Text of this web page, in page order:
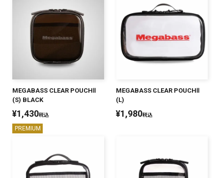
在庫あり
全て
MEGABASS CLEAR POUCHⅡ
(S) BLACK
¥1,430税込
PREMIUM
MEGABASS CLEAR POUCHⅡ
(L)
¥1,980税込